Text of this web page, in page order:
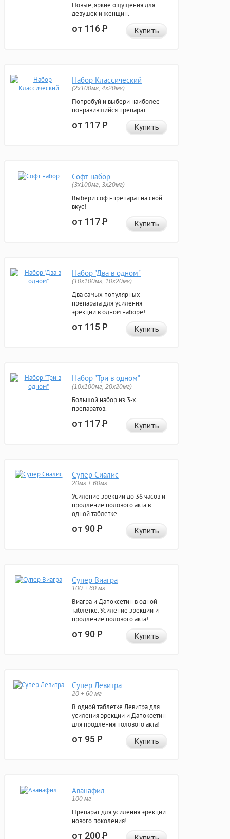
Новые, яркие ощущения для
девушек и женщин.
от 116Р Купить
Набор Классический
(2x100мг, 4x20мг)
Попробуй и выбери наиболее
понравившийся препарат.
от 117Р Купить
Софт набор
(3x100мг, 3x20мг)
Выбери софт-препарат на свой
вкус!
от 117Р Купить
Набор "Два в одном"
(10x100мг, 10x20мг)
Два самых популярных
препарата для усиления
эрекции в одном наборе!
от 115Р Купить
Набор "Три в одном"
(10x100мг, 20x20мг)
Большой набор из 3-х
препаратов.
от 117Р Купить
Супер Сиалис
20мг + 60мг
Усиление эрекции до 36 часов и
продление полового акта в
одной таблетке.
от 90Р Купить
Супер Виагра
100 + 60 мг
Виагра и Дапоксетин в одной
таблетке. Усиление эрекции и
продление полового акта!
от 90Р Купить
Супер Левитра
20 + 60 мг
В одной таблетке Левитра для
усиления эрекции и Дапоксетин
для продления полового акта!
от 95Р Купить
Аванафил
100 мг
Препарат для усиления эрекции
нового поколения!
от 200Р